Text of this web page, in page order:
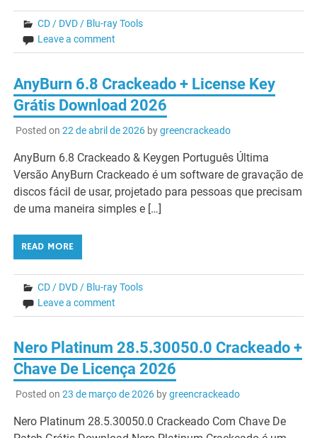
CD / DVD / Blu-ray Tools
Leave a comment
AnyBurn 6.8 Crackeado + License Key
Grátis Download 2026
Posted on 22 de abril de 2026bygreencrackeado
AnyBurn 6.8 Crackeado & Keygen Português Última
Versão AnyBurn Crackeado é um software de gravação de
discos fácil de usar, projetado para pessoas que precisam
de uma maneira simples e […]
READ MORE
CD / DVD / Blu-ray Tools
Leave a comment
Nero Platinum 28.5.30050.0 Crackeado +
Chave De Licença 2026
Posted on 23 de março de 2026bygreencrackeado
Nero Platinum 28.5.30050.0 Crackeado Com Chave De